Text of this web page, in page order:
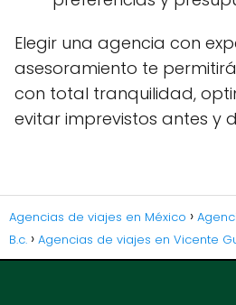
Elegir una agencia con
asesoramiento te
con total tranquilidad,
evitar imprevistos antes y
Agencias de viajes en México
B.c.
Agencias de viajes en Vicente